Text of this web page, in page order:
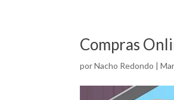
Compras
porNacho Redondo |